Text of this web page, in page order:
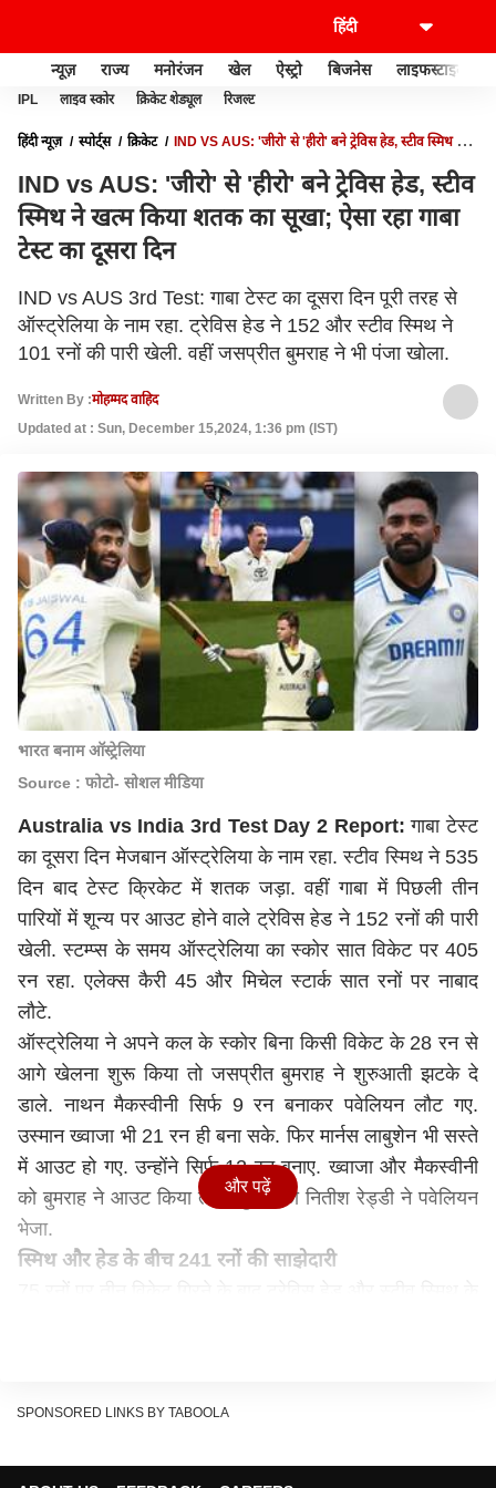
न्यूज़ राज्य मनोरंजन खेल ऐस्ट्रो बिजनेस लाइफस्टाइल
IPL लाइव स्कोर क्रिकेट शेड्यूल रिजल्ट
हिंदी न्यूज़ स्पोर्ट्स क्रिकेट
IND VS AUS: 'जीरो' से 'हीरो' बने ट्रेविस हेड, स्टीव स्मिथ ने
IND vs AUS: 'जीरो' से 'हीरो' बने ट्रेविस हेड, स्टीव
स्मिथ ने खत्म किया शतक का सूखा; ऐसा रहा गाबा
टेस्ट का दूसरा दिन
IND vs AUS 3rd Test: गाबा टेस्ट का दूसरा दिन पूरी तरह से
ऑस्ट्रेलिया के नाम रहा. ट्रेविस हेड ने 152 और स्टीव स्मिथ ने
101 रनों की पारी खेली. वहीं जसप्रीत बुमराह ने भी पंजा खोला.
Written By :मोहम्मद वाहिद
Updated at : Sun, December 15,2024, 1:36 pm (IST)
भारत बनाम ऑस्ट्रेलिया
Source : फोटो- सोशल मीडिया
Australia vs India 3rd Test Day 2 Report: गाबा टेस्ट
का दूसरा दिन मेजबान ऑस्ट्रेलिया के नाम रहा. स्टीव स्मिथ ने 535
दिन बाद टेस्ट क्रिकेट में शतक जड़ा. वहीं गाबा में पिछली तीन
पारियों में शून्य पर आउट होने वाले ट्रेविस हेड ने 152 रनों की पारी
खेली. स्टम्प्स के समय ऑस्ट्रेलिया का स्कोर सात विकेट पर 405
रन रहा. एलेक्स कैरी 45 और मिचेल स्टार्क सात रनों पर नाबाद
लौटे.
ऑस्ट्रेलिया ने अपने कल के स्कोर बिना किसी विकेट के 28 रन से
आगे खेलना शुरू किया तो जसप्रीत बुमराह ने शुरुआती झटके दे
डाले. नाथन मैकस्वीनी सिर्फ 9 रन बनाकर पवेलियन लौट गए.
उस्मान ख्वाजा भी 21 रन ही बना सके. फिर मार्नस लाबुशेन भी सस्ते
में आउट हो गए. उन्होंने सिर्फ 12 रन बनाए. ख्वाजा और मैकस्वीनी
को बुमराह ने आउट किया तो लाबुशेन को नितीश रेड्डी ने पवेलियन
भेजा.
स्मिथ और हेड के बीच 241 रनों की साझेदारी
उन्होंने शतक का सूखा खत्म कर दिया. स्मिथ 101 रन बनाकर
और पढ़ें
SPONSORED LINKS BY TABOOLA